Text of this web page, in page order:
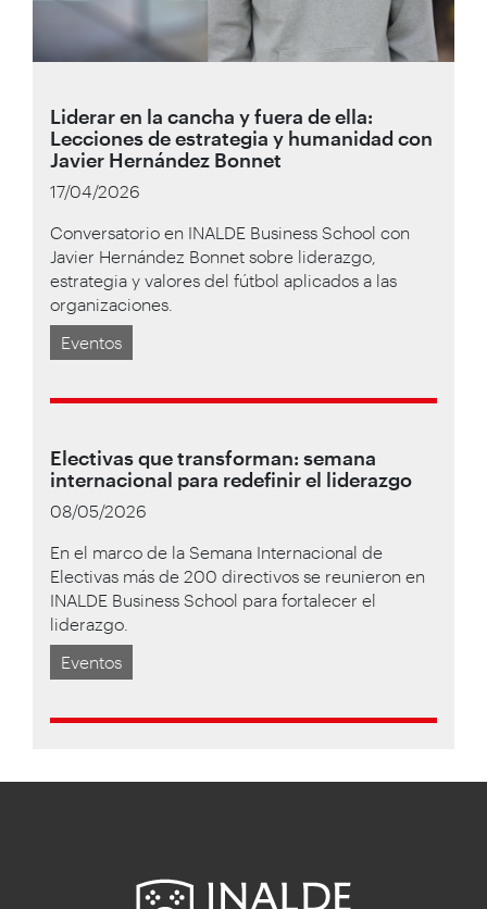
Liderar en la cancha y fuera de ella:
Lecciones de estrategia y humanidad con
Javier Hernández Bonnet
17/04/2026
Conversatorio en INALDE Business School con
Javier Hernández Bonnet sobre liderazgo,
estrategia y valores del fútbol aplicados a las
organizaciones.
Eventos
Electivas que transforman: semana
internacional para redefinir el liderazgo
08/05/2026
En el marco de la Semana Internacional de
Electivas más de 200 directivos se reunieron en
INALDE Business School para fortalecer el
liderazgo.
Eventos